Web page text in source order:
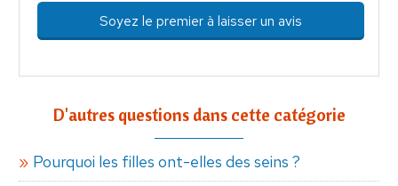
Soyez le premier à laisser un avis
D'autres questions dans cette catégorie
Pourquoi les filles ont-elles des seins ?